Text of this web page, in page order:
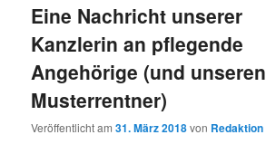
Eine Nachricht unserer
Kanzlerin an pflegende
Angehörige (und unseren
Musterrentner)
Veröffentlicht am31. März 2018von Redaktion